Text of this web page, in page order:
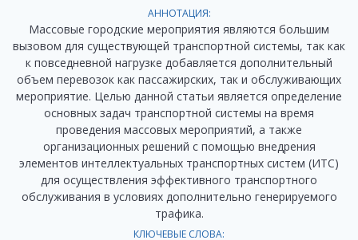
АННОТАЦИЯ:
Массовые городские мероприятия являются большим
вызовом для существующей транспортной системы, так как
к повседневной нагрузке добавляется дополнительный
объем перевозок как пассажирских, так и обслуживающих
мероприятие. Целью данной статьи является определение
основных задач транспортной системы на время
проведения массовых мероприятий, а также
организационных решений с помощью внедрения
элементов интеллектуальных транспортных систем (ИТС)
для осуществления эффективного транспортного
обслуживания в условиях дополнительно генерируемого
трафика.
КЛЮЧЕВЫЕ СЛОВА: